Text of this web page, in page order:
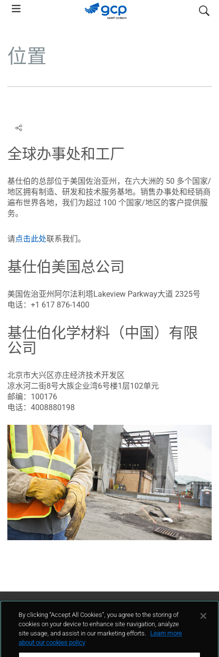
Skip
navigation
搜索
位置
全球办事处和工厂
基仕伯的总部位于美国佐治亚州，在六大洲的 50 多个国家/
地区拥有制造、研发和技术服务基地。销售办事处和经销商
遍布世界各地，我们为超过 100 个国家/地区的客户提供服
务。
请点击此处联系我们。
基仕伯美国总公司
美国佐治亚州阿尔法利塔Lakeview Parkway大道 2325号
电话：+1 617 876-1400
基仕伯化学材料（中国）有限
公司
北京市大兴区亦庄经济技术开发区
凉水河二街8号大族企业湾6号楼1层102单元
邮编：100176
电话：4008880198
联系我们
By clicking “Accept All Cookies”, you agree to the storing of
cookies on your device to enhance site navigation, analyze
site usage, and assist in our marketing efforts.
Learn more
about our cookies policy